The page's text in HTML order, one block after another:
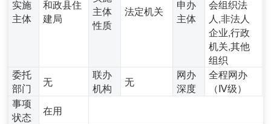
实施
主体
和政县住
建局
主体
性质
法定机关
申办
主体
会组织法
人,非法人
企业,行政
机关,其他
组织
委托
部门
无
联办
机构
无
网办
深度
全程网办
（Ⅳ级）
事项
状态
在用